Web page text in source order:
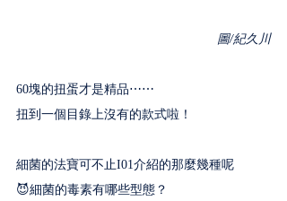
圖/紀久川
60塊的扭蛋才是精品⋯⋯
扭到一個目錄上沒有的款式啦！﻿ ﻿
細菌的法寶可不止I01介紹的那麼幾種呢﻿
😈細菌的毒素有哪些型態？﻿